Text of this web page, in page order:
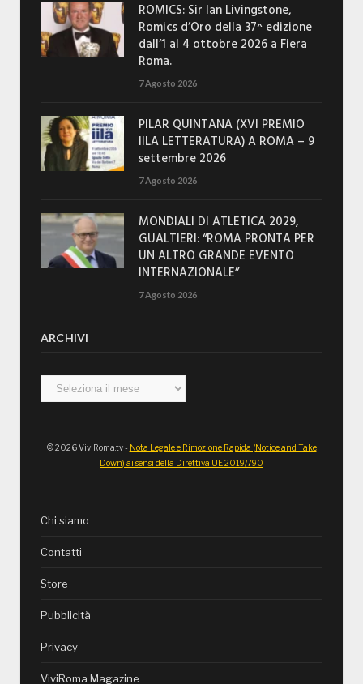
ROMICS: Sir Ian Livingstone,
Romics d’Oro della 37^ edizione
dall’1 al 4 ottobre 2026 a Fiera
Roma.
7 Agosto 2026
PILAR QUINTANA (XVI PREMIO
IILA LETTERATURA) A ROMA – 9
settembre 2026
7 Agosto 2026
MONDIALI DI ATLETICA 2029,
GUALTIERI: “ROMA PRONTA PER
UN ALTRO GRANDE EVENTO
INTERNAZIONALE”
7 Agosto 2026
ARCHIVI
Archivi
© 2026 ViviRoma.tv - Nota Legale e Rimozione Rapida (Notice and Take
Down) ai sensi della Direttiva UE 2019/790
Chi siamo
Contatti
Store
Pubblicità
Privacy
ViviRoma Magazine